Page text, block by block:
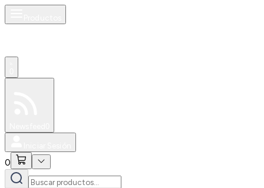
0